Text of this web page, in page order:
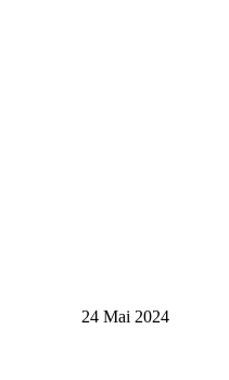
24 Mai 2024